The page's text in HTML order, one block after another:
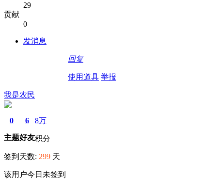
29
贡献
0
发消息
回复
使用道具 举报
我是农民
0
主题
6
好友
8万
积分
签到天数: 299 天
该用户今日未签到